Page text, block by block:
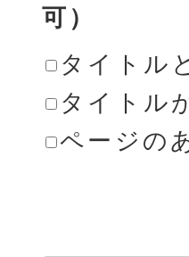
可）
タイトル
タイトル
ページの